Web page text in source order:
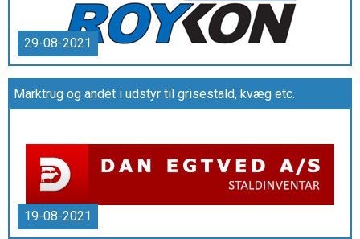
29-08-2021
Marktrug og andet i udstyr til grisestald, kvæg etc.
19-08-2021